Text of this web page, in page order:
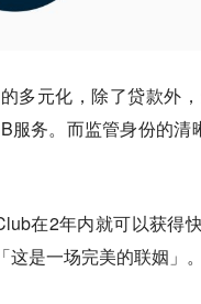
多元化，除了贷款外
服务。而监管身份的
在2年内就可以获得
是一场完美的联姻」。